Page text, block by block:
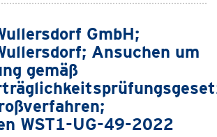
GmbH;
Ansuchen um
gemäß
WST1-UG-49-2022